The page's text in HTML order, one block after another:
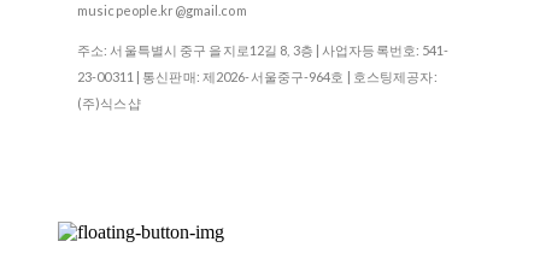
musicpeople.kr@gmail.com
주소: 서울특별시 중구 을지로12길 8, 3층 | 사업자등록번호: 541-
23-00311 | 통신판매: 제2026-서울중구-964호 | 호스팅제공자:
(주)식스샵